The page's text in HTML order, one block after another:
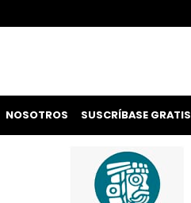
NOSOTROS SUSCRÍBASE GRATIS